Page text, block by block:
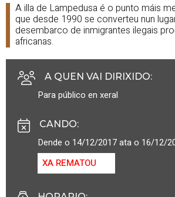
A illa de Lampedusa é o punto máis
que desde 1990 se converteu nun
desembarco de inmigrantes ilegais
africanas.
A QUEN VAI DIRIXIDO:
Para público en xeral
CANDO:
Dende o 14/12/2017 ata o 16/12/
XA REMATOU